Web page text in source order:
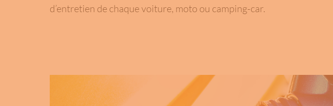
d’entretien de chaque voiture, moto ou camping-car.